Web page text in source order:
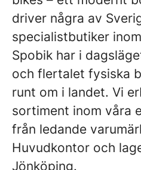
driver några av
specialistbutiker
Spobik har i
och flertalet fysiska
runt om i landet. Vi
sortiment inom våra
från ledande
Huvudkontor och
Jönköping.